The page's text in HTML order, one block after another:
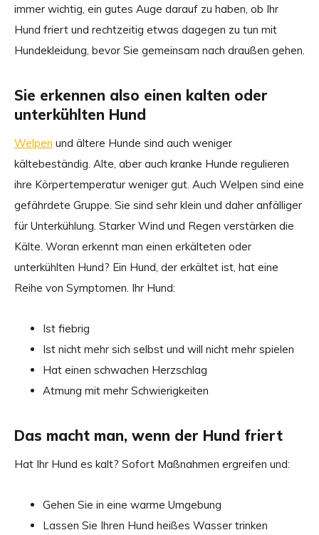
immer wichtig, ein gutes Auge darauf zu haben, ob Ihr
Hund friert und rechtzeitig etwas dagegen zu tun mit
Hundekleidung, bevor Sie gemeinsam nach draußen gehen.
Sie erkennen also einen kalten oder
unterkühlten Hund
Welpen und ältere Hunde sind auch weniger
kältebeständig. Alte, aber auch kranke Hunde regulieren
ihre Körpertemperatur weniger gut. Auch Welpen sind eine
gefährdete Gruppe. Sie sind sehr klein und daher anfälliger
für Unterkühlung. Starker Wind und Regen verstärken die
Kälte. Woran erkennt man einen erkälteten oder
unterkühlten Hund? Ein Hund, der erkältet ist, hat eine
Reihe von Symptomen. Ihr Hund:
Ist fiebrig
Ist nicht mehr sich selbst und will nicht mehr spielen
Hat einen schwachen Herzschlag
Atmung mit mehr Schwierigkeiten
Das macht man, wenn der Hund friert
Hat Ihr Hund es kalt? Sofort Maßnahmen ergreifen und:
Gehen Sie in eine warme Umgebung
Lassen Sie Ihren Hund heißes Wasser trinken